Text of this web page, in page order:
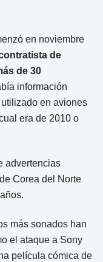
en noviembre
de
de 30
información
en aviones
era de 2010 o
advertencias
Corea del Norte
más sonados han
el ataque a Sony
película cómica de